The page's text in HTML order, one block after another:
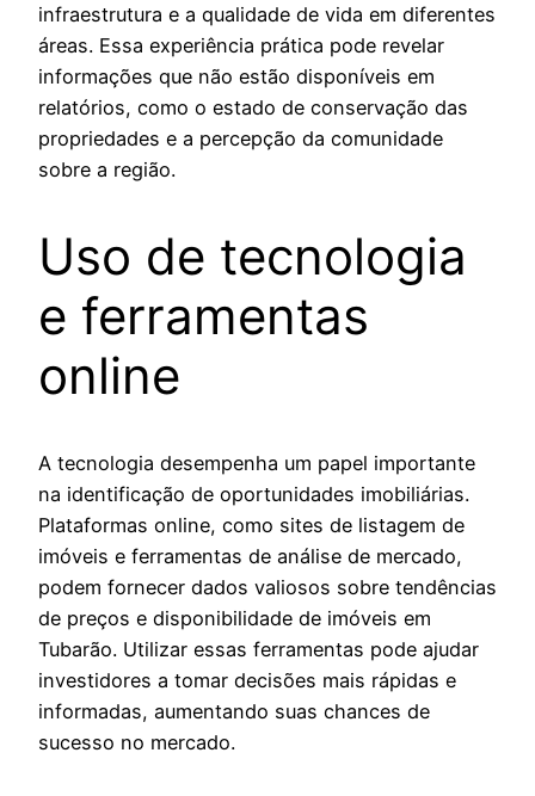
infraestrutura e a qualidade de vida em diferentes
áreas. Essa experiência prática pode revelar
informações que não estão disponíveis em
relatórios, como o estado de conservação das
propriedades e a percepção da comunidade
sobre a região.
Uso de tecnologia
e ferramentas
online
A tecnologia desempenha um papel importante
na identificação de oportunidades imobiliárias.
Plataformas online, como sites de listagem de
imóveis e ferramentas de análise de mercado,
podem fornecer dados valiosos sobre tendências
de preços e disponibilidade de imóveis em
Tubarão. Utilizar essas ferramentas pode ajudar
investidores a tomar decisões mais rápidas e
informadas, aumentando suas chances de
sucesso no mercado.